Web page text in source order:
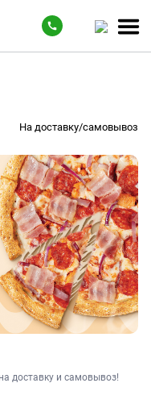
На доставку/самовывоз
доставку и самовывоз!